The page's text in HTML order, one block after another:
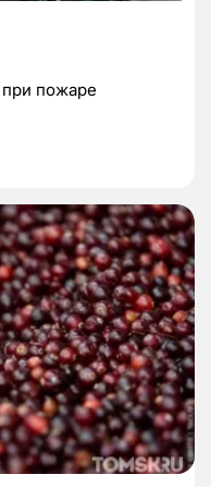
при пожаре